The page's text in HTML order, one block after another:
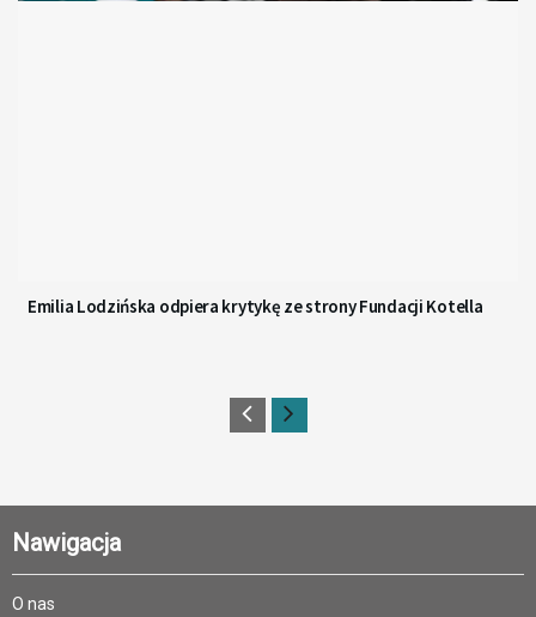
Emilia Lodzińska odpiera krytykę ze strony Fundacji Kotella
Nawigacja
O nas